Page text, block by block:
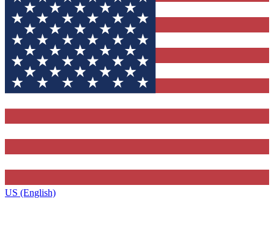
US (English)